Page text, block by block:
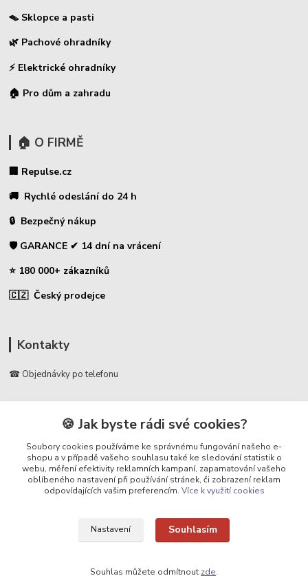
🪤 Sklopce a pasti
🌿 Pachové ohradníky
⚡ Elektrické ohradníky
🏠 Pro dům a zahradu
🏠 O FIRMĚ
🏢 Repulse.cz
🚚 Rychlé odeslání do 24 h
🔒 Bezpečný nákup
🛡️ GARANCE ✔ 14 dní na vrácení
⭐ 180 000+ zákazníků
🇨🇿 Český prodejce
Kontakty
☎ Objednávky po telefonu
📞 728 007 997
⏰ Po - Pá | 7:00 - 13:30 |
info@repulse.cz
Upravit sběr cookies.
REPULSE s.r.o. | www.repulse.cz | 2015-2026 © Hradec Králové
🍪 Jak byste rádi své cookies?
Soubory cookies používáme ke správnému fungování našeho e-
shopu a v případě vašeho souhlasu také ke sledování statistik o
webu, měření efektivity reklamních kampaní, zapamatování vašeho
oblíbeného nastavení při používání stránek, či zobrazení reklam
odpovídajících vašim preferencím. Více k využití cookies
Nastavení Souhlasím
Souhlas můžete odmítnout zde.